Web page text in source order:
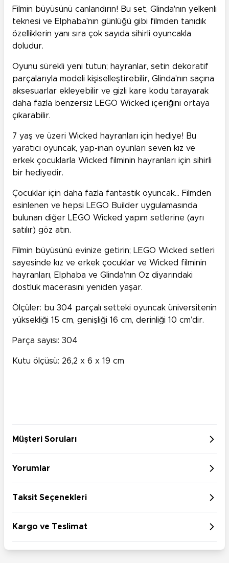
Filmin büyüsünü canlandırın! Bu set, Glinda'nın yelkenli
teknesi ve Elphaba'nın günlüğü gibi filmden tanıdık
özelliklerin yanı sıra çok sayıda sihirli oyuncakla
doludur.
Oyunu sürekli yeni tutun; hayranlar, setin dekoratif
parçalarıyla modeli kişiselleştirebilir, Glinda'nın saçına
aksesuarlar ekleyebilir ve gizli kare kodu tarayarak
daha fazla benzersiz LEGO Wicked içeriğini ortaya
çıkarabilir.
7 yaş ve üzeri Wicked hayranları için hediye! Bu
yaratıcı oyuncak, yap-inan oyunları seven kız ve
erkek çocuklarla Wicked filminin hayranları için sihirli
bir hediyedir.
Çocuklar için daha fazla fantastik oyuncak… Filmden
esinlenen ve hepsi LEGO Builder uygulamasında
bulunan diğer LEGO Wicked yapım setlerine (ayrı
satılır) göz atın.
Filmin büyüsünü evinize getirin; LEGO Wicked setleri
sayesinde kız ve erkek çocuklar ve Wicked filminin
hayranları, Elphaba ve Glinda'nın Oz diyarındaki
dostluk macerasını yeniden yaşar.
Ölçüler: bu 304 parçalı setteki oyuncak üniversitenin
yüksekliği 15 cm, genişliği 16 cm, derinliği 10 cm’dir.
Parça sayısı: 304
Kutu ölçüsü: 26,2 x 6 x 19 cm
Müşteri Soruları
Yorumlar
Taksit Seçenekleri
Kargo ve Teslimat